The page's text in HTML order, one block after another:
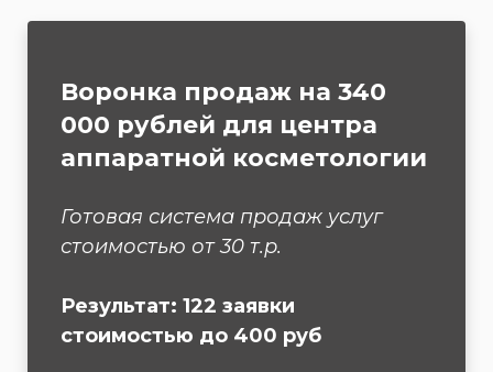
Воронка продаж на 340
000 рублей для центра
аппаратной косметологии
Готовая система продаж услуг
стоимостью от 30 т.р.
Результат: 122 заявки
стоимостью до 400 руб